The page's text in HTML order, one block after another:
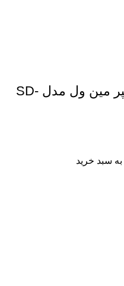
مبدل 48 به 24 ولت 4.2 آمپر مین ول مدل SD-
به سبد خرید